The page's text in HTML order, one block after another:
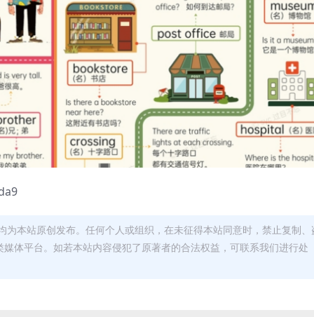
本站原创发布。任何个人或组织，在未征得本站同意时，禁止复制、
体平台。如若本站内容侵犯了原著者的合法权益，可联系我们进行处